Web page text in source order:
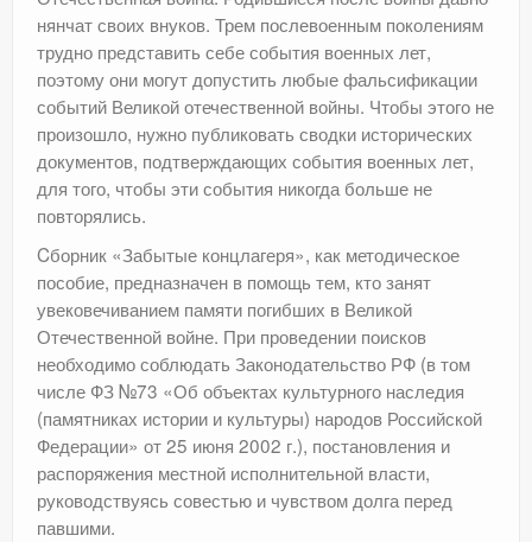
нянчат своих внуков. Трем послевоенным поколениям
трудно представить себе события военных лет,
поэтому они могут допустить любые фальсификации
событий Великой отечественной войны. Чтобы этого не
произошло, нужно публиковать сводки исторических
документов, подтверждающих события военных лет,
для того, чтобы эти события никогда больше не
повторялись.
Cборник «Забытые концлагеря», как методическое
пособие, предназначен в помощь тем, кто занят
увековечиванием памяти погибших в Великой
Отечественной войне. При проведении поисков
необходимо соблюдать Законодательство РФ (в том
числе ФЗ №73 «Об объектах культурного наследия
(памятниках истории и культуры) народов Российской
Федерации» от 25 июня 2002 г.), постановления и
распоряжения местной исполнительной власти,
руководствуясь совестью и чувством долга перед
павшими.